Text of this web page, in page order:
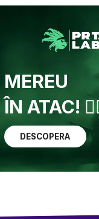
MEREU
ÎN ATAC!
DESCOPERA